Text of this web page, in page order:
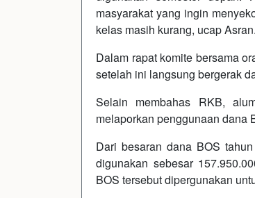
masyarakat yang ingin
kelas masih kurang, ucap Asran.
Dalam rapat komite bersama
setelah ini langsung bergerak
Selain membahas RKB,
melaporkan penggunaan dana
Dari besaran dana BOS
digunakan sebesar
BOS tersebut dipergunakan